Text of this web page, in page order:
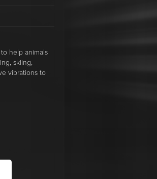
help animals
skiing,
vibrations to